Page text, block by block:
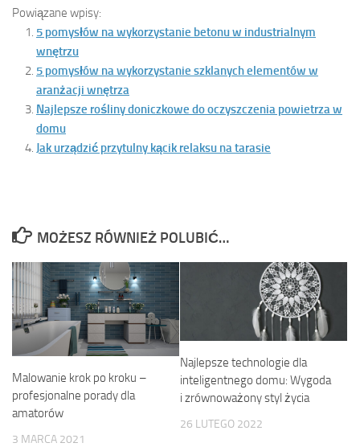
Powiązane wpisy:
5 pomysłów na wykorzystanie betonu w industrialnym
wnętrzu
5 pomysłów na wykorzystanie szklanych elementów w
aranżacji wnętrza
Najlepsze rośliny doniczkowe do oczyszczenia powietrza w
domu
Jak urządzić przytulny kącik relaksu na tarasie
MOŻESZ RÓWNIEŻ POLUBIĆ…
Malowanie krok po kroku –
profesjonalne porady dla
amatorów
3 MARCA 2021
Najlepsze technologie dla
inteligentnego domu: Wygoda
i zrównoważony styl życia
26 LUTEGO 2022